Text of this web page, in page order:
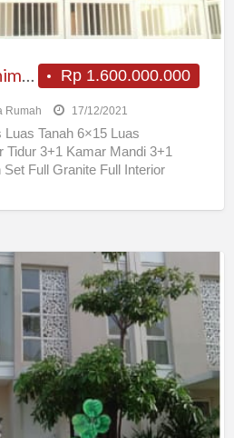
Rp 1.600.000.000
Sutorejo New Minimalis
Rumah 17/12/2021
Tanah 6×15 Luas
Tidur 3+1 Kamar Mandi 3+1
Full Granite Full Interior